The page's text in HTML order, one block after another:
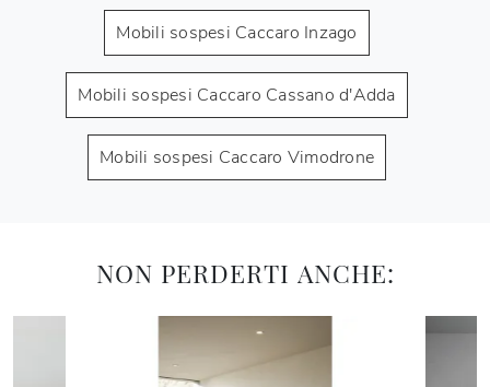
Mobili sospesi Caccaro Inzago
Mobili sospesi Caccaro Cassano d'Adda
Mobili sospesi Caccaro Vimodrone
NON PERDERTI ANCHE: